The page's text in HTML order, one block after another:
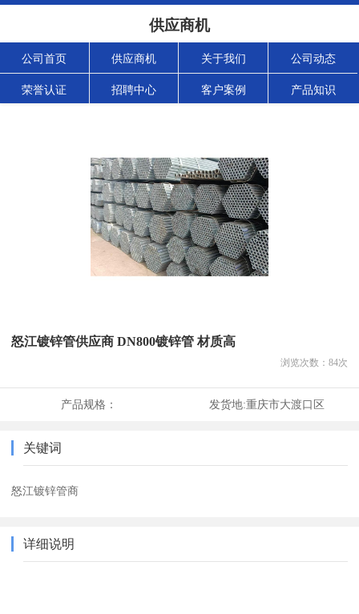
供应商机
公司首页 供应商机 关于我们 公司动态
荣誉认证 招聘中心 客户案例 产品知识
怒江镀锌管供应商 DN800镀锌管 材质高
浏览次数： 84次
产品规格： 发货地:重庆市大渡口区
关键词
怒江镀锌管商
详细说明